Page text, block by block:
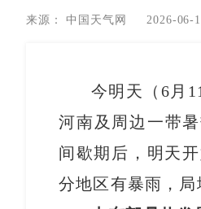
来源：中国天气网 2026-06-
今明天（6月
河南及周边一带
间歇期后，明天
分地区有暴雨，局